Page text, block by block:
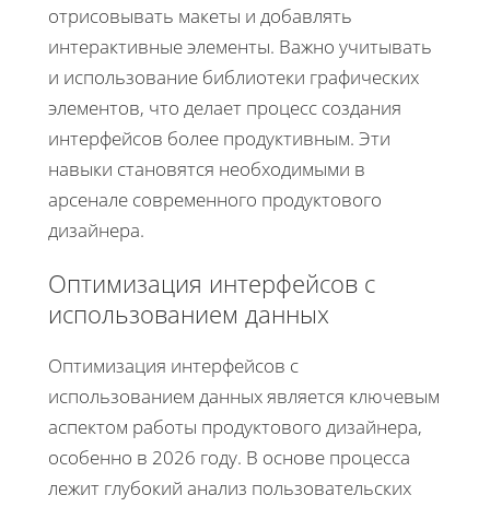
отрисовывать макеты и добавлять
интерактивные элементы. Важно учитывать
и использование библиотеки графических
элементов, что делает процесс создания
интерфейсов более продуктивным. Эти
навыки становятся необходимыми в
арсенале современного продуктового
дизайнера.
Оптимизация интерфейсов с
использованием данных
Оптимизация интерфейсов с
использованием данных является ключевым
аспектом работы продуктового дизайнера,
особенно в 2026 году. В основе процесса
лежит глубокий анализ пользовательских